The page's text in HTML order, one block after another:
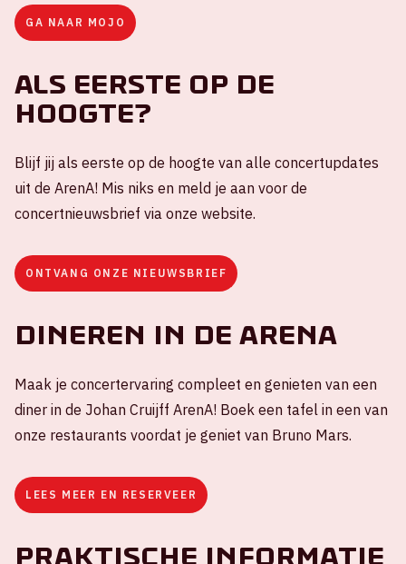
GA NAAR MOJO
Als eerste op de
hoogte?
Blijf jij als eerste op de hoogte van alle concertupdates
uit de ArenA! Mis niks en meld je aan voor de
concertnieuwsbrief via onze website.
ONTVANG ONZE NIEUWSBRIEF
Dineren in de ArenA
Maak je concertervaring compleet en genieten van een
diner in de Johan Cruijff ArenA! Boek een tafel in een van
onze restaurants voordat je geniet van Bruno Mars.
LEES MEER EN RESERVEER
Praktische informatie